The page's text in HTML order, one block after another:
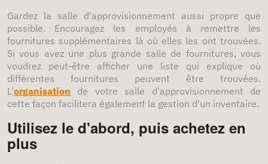
Gardez la salle d'approvisionnement aussi propre que
possible. Encouragez les employés à remettre les
fournitures supplémentaires là où elles les ont trouvées.
Si vous avez une plus grande salle de fournitures, vous
voudrez peut-être afficher une liste qui explique où
différentes fournitures peuvent être trouvées.
L'organisation de votre salle d'approvisionnement de
cette façon facilitera également la gestion d'un inventaire.
Utilisez le d'abord, puis achetez en
plus